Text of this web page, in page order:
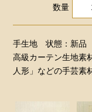
数量
手生地 状態：新品
高級カーテン生地素
人形」などの手芸素